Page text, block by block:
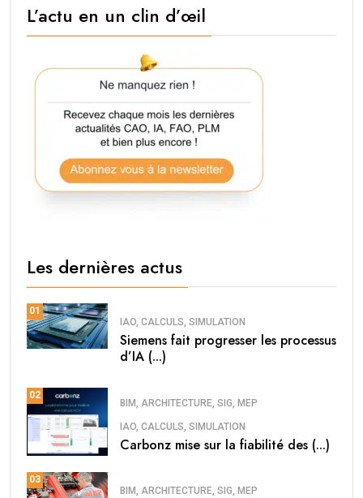
L’actu en un clin d’œil
Les dernières actus
01
IAO, CALCULS, SIMULATION
Siemens fait progresser les processus
d’IA (...)
02
BIM, ARCHITECTURE, SIG, MEP
IAO, CALCULS, SIMULATION
Carbonz mise sur la fiabilité des (...)
03
BIM, ARCHITECTURE, SIG, MEP